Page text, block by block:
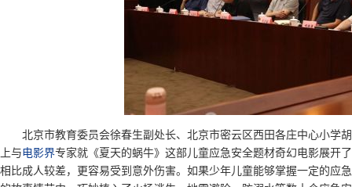
北京市教育委员会徐春生副处长、北京市密云区西田各庄中心小学
上与电影界专家就《夏天的蜗牛》这部儿童应急安全题材奇幻电影展开
相比成人较差，更容易受到意外伤害。如果少年儿童能够掌握一定的应